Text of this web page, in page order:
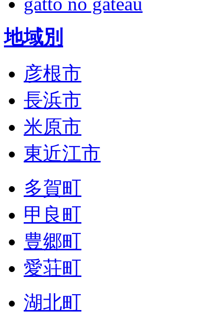
地域別
彦根市
長浜市
米原市
東近江市
多賀町
甲良町
豊郷町
愛荘町
湖北町